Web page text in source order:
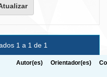
1 a 1 de 1
Autor(es) Orientador(es)